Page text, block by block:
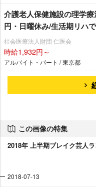
介護老人保健施設の理学
円・日曜休み/生活期リハ
社会医療法人財団 仁医会
時給1,932円～
アルバイト・パート / 東京都
この画像の特集
2018年 上半期ブレイク芸人
2018-07-13